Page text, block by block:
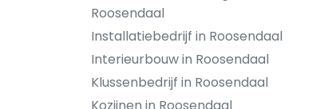
Roosendaal
Installatiebedrijf in Roosendaal
Interieurbouw in Roosendaal
Klussenbedrijf in Roosendaal